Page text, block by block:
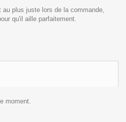
au plus juste lors de la commande,
qu'il aille parfaitement.
moment.